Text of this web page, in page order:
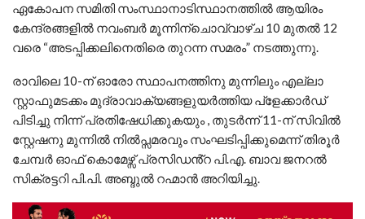
ഏകോപന സമിതി സംസ്ഥാനാടിസ്ഥാനത്തിൽ ആയിരം
കേന്ദ്രങ്ങളിൽ നവംബർ മൂന്നിന്ചൊവ്വാഴ്ച 10 മുതൽ 12
വരെ “അടപ്പിക്കലിനെതിരെ തുറന്ന സമരം” നടത്തുന്നു.
രാവിലെ 10-ന് ഓരോ സ്ഥാപനത്തിനു മുന്നിലും എല്ലാ
സ്റ്റാഫുമടക്കം മുദ്രാവാക്യങ്ങളുയർത്തിയ പ്ളേക്കാർഡ്
പിടിച്ചു നിന്ന് പ്രതിഷേധിക്കുകയും , തുടർന്ന് 11-ന് സിവിൽ
സ്റ്റേഷനു മുന്നിൽ നിൽപ്സമരവും സംഘടിപ്പിക്കുമെന്ന് തിരൂർ
ചേമ്പർ ഓഫ് കൊമേഴ്സ് പ്രസിഡൻ്റ പി.എ. ബാവ ജനറൽ
സിക്രട്ടറി പി.പി. അബ്ദുൽ റഹ്മാൻ അറിയിച്ചു.